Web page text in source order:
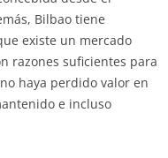
Bilbao tiene
existe un mercado
razones suficientes para
haya perdido valor en
e incluso